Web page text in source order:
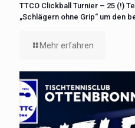
TTCO Clickball Turnier – 25 (!)
„Schlägern ohne Grip“ um den
Mehr erfahren